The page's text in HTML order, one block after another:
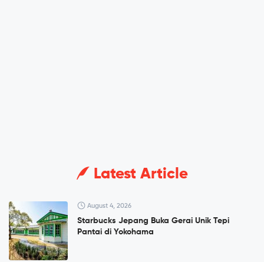
Latest Article
August 4, 2026
Starbucks Jepang Buka Gerai Unik Tepi
Pantai di Yokohama